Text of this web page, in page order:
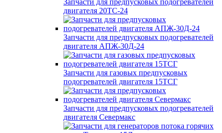
Запчасти для предпусковых подогревателей
двигателя 20ТС-24
Запчасти для предпусковых подогревателей
двигателя АПЖ-30Д-24
Запчасти для газовых предпусковых
подогревателей двигателя 15ТСГ
Запчасти для предпусковых подогревателей
двигателя Севермакс